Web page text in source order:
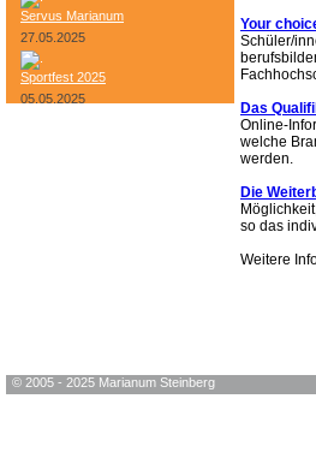
Servus Marianum
27.05.2025
Sportfest 2025
05.05.2025
Your
Schüler/
Das
Online-
welche
werden.
Die
so das
Weitere
© 2005 - 2025 Marianum Steinberg